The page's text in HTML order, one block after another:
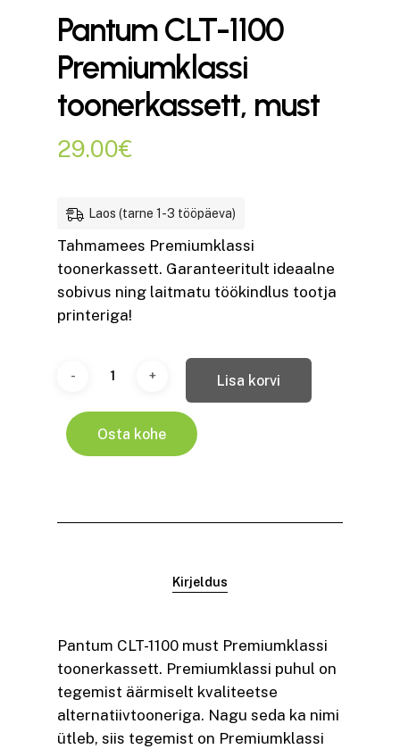
Pantum CLT-1100
Premiumklassi
toonerkassett, must
29.00€
Laos (tarne 1-3 tööpäeva)
Tahmamees Premiumklassi
toonerkassett. Garanteeritult ideaalne
sobivus ning laitmatu töökindlus tootja
printeriga!
Lisa korvi
Osta kohe
Kirjeldus
Pantum CLT-1100 must Premiumklassi
toonerkassett. Premiumklassi puhul on
tegemist äärmiselt kvaliteetse
alternatiivtooneriga. Nagu seda ka nimi
ütleb, siis tegemist on Premiumklassi